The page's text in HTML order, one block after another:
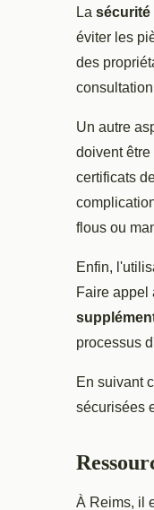
La sécurité
éviter les
des
Un autre
doivent
certificats
flous ou
Enfin,
Faire appel
processus
En suivant
sécurisées
À Reims, il